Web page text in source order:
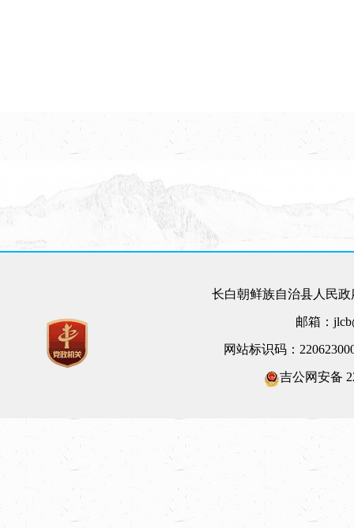
长白朝鲜族自治县人民
邮箱：
网站标识码：
吉公网安备